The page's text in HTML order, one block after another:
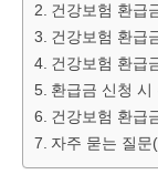
건강보험 환급
건강보험 환급
건강보험 환급
환급금 신청 시
건강보험 환급
자주 묻는 질문